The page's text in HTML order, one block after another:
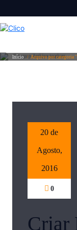
Category Archive teachers
Início / Arquivo por categoria
20 de
Agosto,
2016
0
Criar